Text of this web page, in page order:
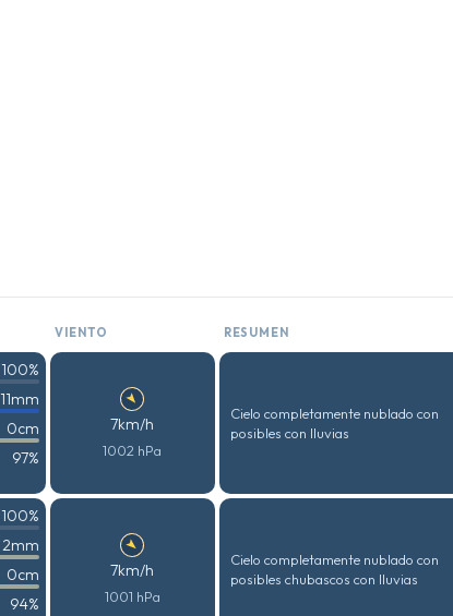
VIENTO RESUMEN
100%
11mm
0cm
97%
7km/h
1002 hPa
Cielo completamente nublado con
posibles con lluvias
100%
2mm
0cm
94%
7km/h
1001 hPa
Cielo completamente nublado con
posibles chubascos con lluvias